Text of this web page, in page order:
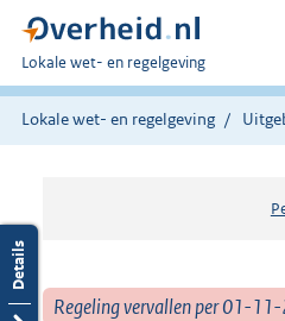
U
bent
hier:
Lokale wet- en regelgeving
Lokale wet- en regelgeving
Regeling vervallen per 01-